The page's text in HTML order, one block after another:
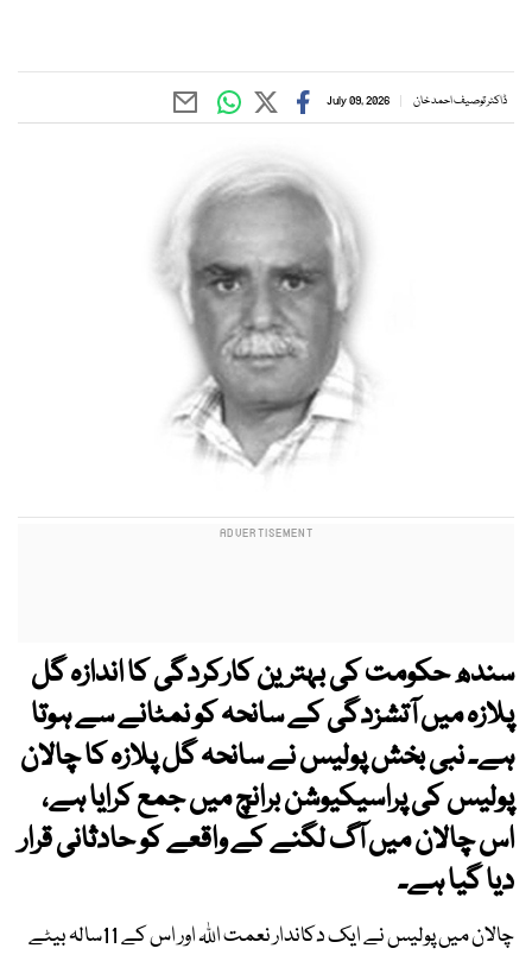
ڈاکٹر توصیف احمد خان July 09, 2026
سندھ حکومت کی بہترین کارکردگی کا اندازہ گل
پلازہ میں آتشزدگی کے سانحہ کو نمٹانے سے ہوتا
ہے۔ نبی بخش پولیس نے سانحہ گل پلازہ کا چالان
پولیس کی پراسیکیوشن برانچ میں جمع کرایا ہے،
اس چالان میں آگ لگنے کے واقعے کو حادثانی قرار
دیا گیا ہے۔
چالان میں پولیس نے ایک دکاندار نعمت اﷲ اور اس کے 11سالہ بیٹے